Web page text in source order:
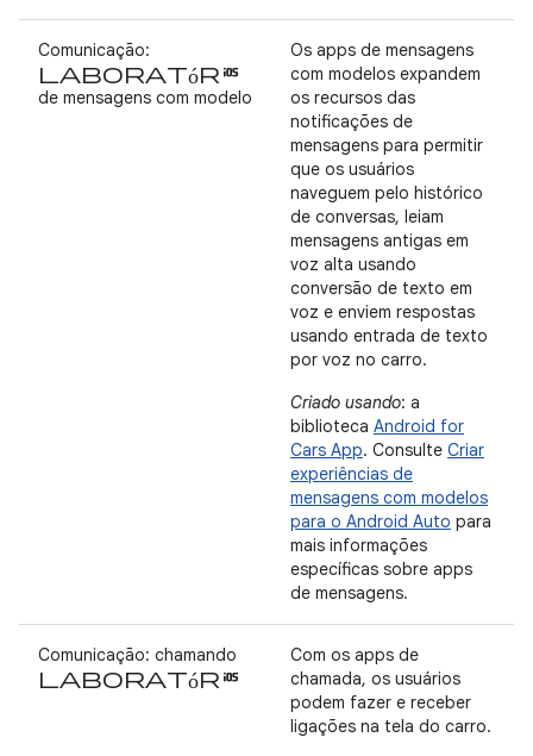
Comunicação:
laboratórios
de mensagens com modelo
Os apps de mensagens
com modelos expandem
os recursos das
notificações de
mensagens para permitir
que os usuários
naveguem pelo histórico
de conversas, leiam
mensagens antigas em
voz alta usando
conversão de texto em
voz e enviem respostas
usando entrada de texto
por voz no carro.
Criado usando: a
biblioteca Android for
Cars App. Consulte Criar
experiências de
mensagens com modelos
para o Android Auto para
mais informações
específicas sobre apps
de mensagens.
Comunicação: chamando
laboratórios
Com os apps de
chamada, os usuários
podem fazer e receber
ligações na tela do carro.